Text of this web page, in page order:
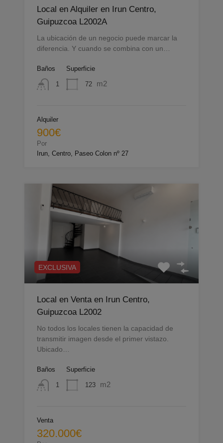
Local en Alquiler en Irun Centro,
Guipuzcoa L2002A
La ubicación de un negocio puede marcar la
diferencia. Y cuando se combina con un…
Baños
1
Superficie
72 m2
Alquiler
900€
Por
Irun, Centro, Paseo Colon nº 27
EXCLUSIVA
Local en Venta en Irun Centro,
Guipuzcoa L2002
No todos los locales tienen la capacidad de
transmitir imagen desde el primer vistazo.
Ubicado…
Baños
1
Superficie
123 m2
Venta
320.000€